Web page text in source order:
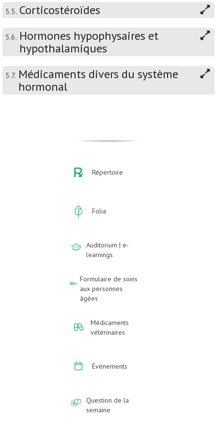
5.5. Corticostéroïdes
5.6. Hormones hypophysaires et
hypothalamiques
5.7. Médicaments divers du système
hormonal
Répertoire
Folia
Auditorium | e-
learnings
Formulaire de soins
aux personnes
âgées
Médicaments
vétérinaires
Événements
Question de la
semaine